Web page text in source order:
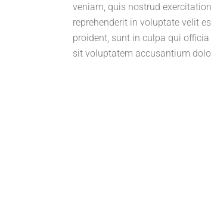
veniam, quis nostrud
reprehenderit in voluptate velit
proident, sunt in culpa qui
sit voluptatem accusantium